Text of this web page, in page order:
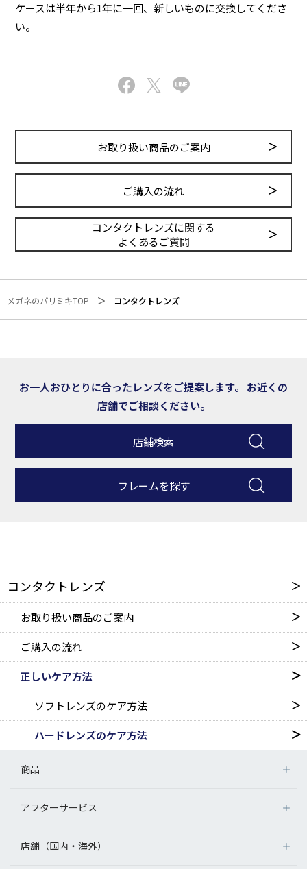
ケースは半年から1年に一回、新しいものに交換してくださ
い。
お取り扱い商品のご案内
ご購入の流れ
コンタクトレンズに関する
よくあるご質問
メガネのパリミキTOP コンタクトレンズ
お一人おひとりに合ったレンズをご提案します。 お近くの
店舗でご相談ください。
店舗検索
フレームを探す
コンタクトレンズ
お取り扱い商品のご案内
ご購入の流れ
正しいケア方法
ソフトレンズのケア方法
ハードレンズのケア方法
商品
アフターサービス
店舗（国内・海外）